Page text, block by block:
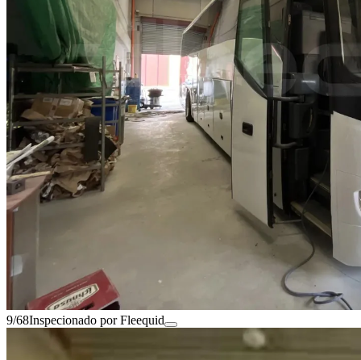
9/68Inspecionado por Fleequid